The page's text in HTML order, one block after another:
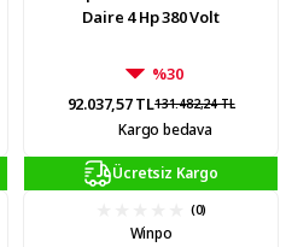
Daire 4 Hp 380 Volt
%30
92.037,57 TL131.482,24 TL
Kargo bedava
Ücretsiz Kargo
(0)
Winpo